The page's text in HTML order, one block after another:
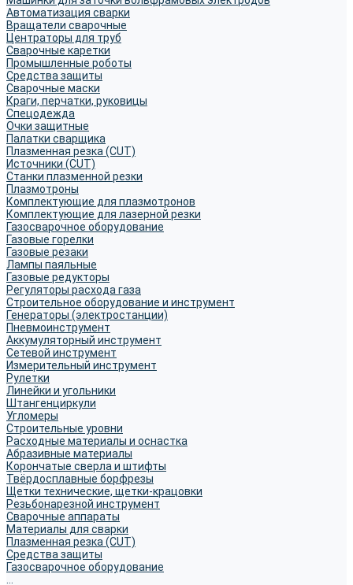
Автоматизация сварки
Вращатели сварочные
Центраторы для труб
Сварочные каретки
Промышленные роботы
Средства защиты
Сварочные маски
Краги, перчатки, руковицы
Спецодежда
Очки защитные
Палатки сварщика
Плазменная резка (CUT)
Источники (CUT)
Станки плазменной резки
Плазмотроны
Комплектующие для плазмотронов
Комплектующие для лазерной резки
Газосварочное оборудование
Газовые горелки
Газовые резаки
Лампы паяльные
Газовые редукторы
Регуляторы расхода газа
Строительное оборудование и инструмент
Генераторы (электростанции)
Пневмоинструмент
Аккумуляторный инструмент
Сетевой инструмент
Измерительный инструмент
Рулетки
Линейки и угольники
Штангенциркули
Угломеры
Строительные уровни
Расходные материалы и оснастка
Абразивные материалы
Корончатые сверла и штифты
Твёрдосплавные борфрезы
Щетки технические, щетки-крацовки
Резьбонарезной инструмент
Сварочные аппараты
Материалы для сварки
Плазменная резка (CUT)
Средства защиты
Газосварочное оборудование